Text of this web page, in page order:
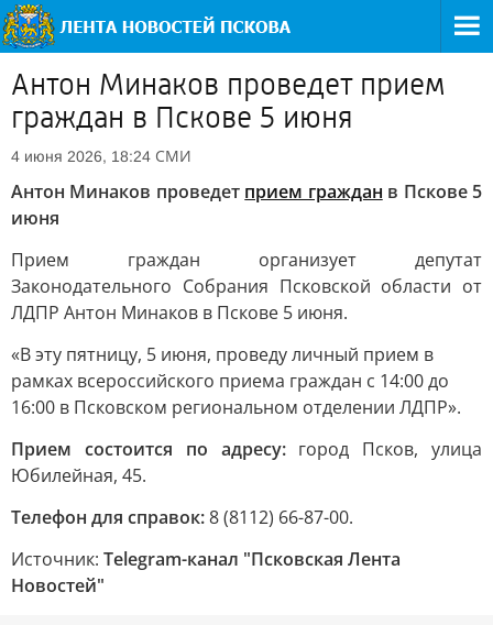
Антон Минаков проведет прием
граждан в Пскове 5 июня
4 июня 2026, 18:24 СМИ
Антон Минаков проведет прием граждан в Пскове 5
июня
Прием граждан организует депутат
Законодательного Собрания Псковской области от
ЛДПР Антон Минаков в Пскове 5 июня.
«В эту пятницу, 5 июня, проведу личный прием в
рамках всероссийского приема граждан с 14:00 до
16:00 в Псковском региональном отделении ЛДПР».
Прием состоится по адресу:город Псков, улица
Юбилейная, 45.
Телефон для справок:8 (8112) 66-87-00.
Источник: Telegram-канал "Псковская Лента
Новостей"